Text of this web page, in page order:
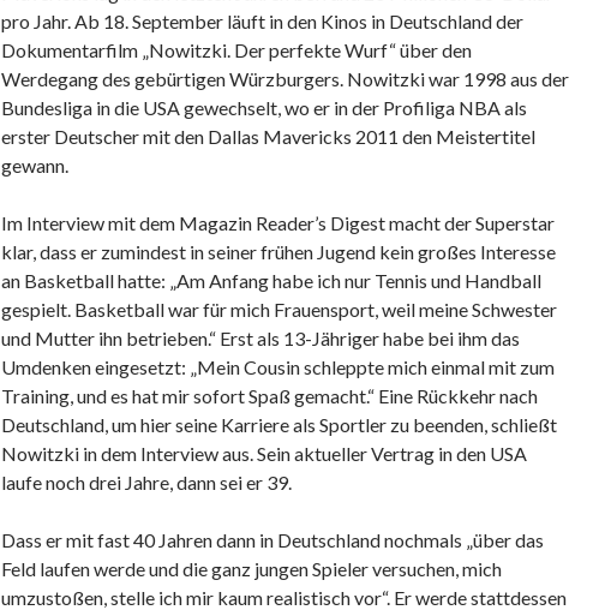
pro Jahr. Ab 18. September läuft in den Kinos in Deutschland der
Dokumentarfilm „Nowitzki. Der perfekte Wurf“ über den
Werdegang des gebürtigen Würzburgers. Nowitzki war 1998 aus der
Bundesliga in die USA gewechselt, wo er in der Profiliga NBA als
erster Deutscher mit den Dallas Mavericks 2011 den Meistertitel
gewann.
Im Interview mit dem Magazin Reader’s Digest macht der Superstar
klar, dass er zumindest in seiner frühen Jugend kein großes Interesse
an Basketball hatte: „Am Anfang habe ich nur Tennis und Handball
gespielt. Basketball war für mich Frauensport, weil meine Schwester
und Mutter ihn betrieben.“ Erst als 13-Jähriger habe bei ihm das
Umdenken eingesetzt: „Mein Cousin schleppte mich einmal mit zum
Training, und es hat mir sofort Spaß gemacht.“ Eine Rückkehr nach
Deutschland, um hier seine Karriere als Sportler zu beenden, schließt
Nowitzki in dem Interview aus. Sein aktueller Vertrag in den USA
laufe noch drei Jahre, dann sei er 39.
Dass er mit fast 40 Jahren dann in Deutschland nochmals „über das
Feld laufen werde und die ganz jungen Spieler versuchen, mich
umzustoßen, stelle ich mir kaum realistisch vor“. Er werde stattdessen